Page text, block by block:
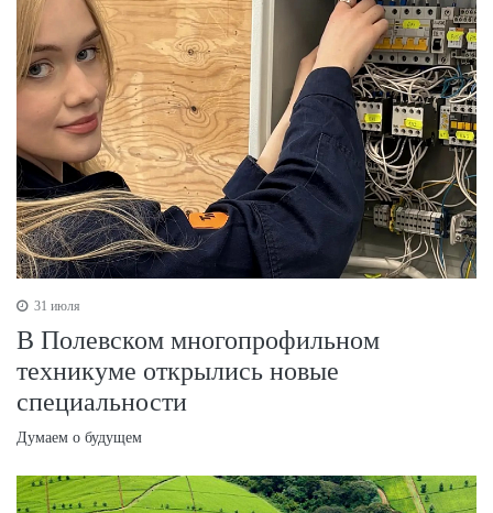
31 июля
В Полевском многопрофильном
техникуме открылись новые
специальности
Думаем о будущем